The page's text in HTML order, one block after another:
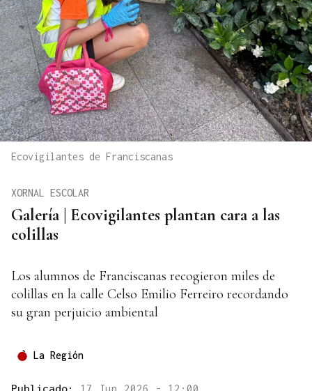
Ecovigilantes de Franciscanas
Galería | Ecovigilantes plantan cara a las
colillas
XORNAL ESCOLAR
Los alumnos de Franciscanas recogieron miles de
colillas en la calle Celso Emilio Ferreiro recordando
su gran perjuicio ambiental
La Región
Publicado: 17 Jun 2026 - 12:00